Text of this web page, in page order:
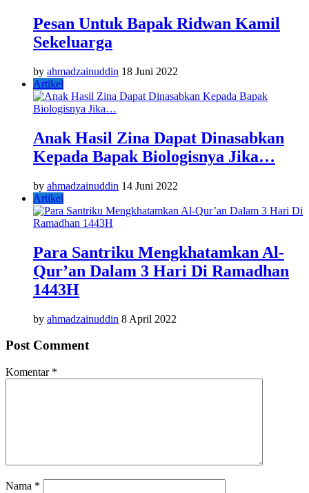
Pesan Untuk Bapak Ridwan Kamil
Sekeluarga
by ahmadzainuddin 18 Juni 2022
Artikel
Anak Hasil Zina Dapat Dinasabkan
Kepada Bapak Biologisnya Jika…
by ahmadzainuddin 14 Juni 2022
Artikel
Para Santriku Mengkhatamkan Al-
Qur’an Dalam 3 Hari Di Ramadhan
1443H
by ahmadzainuddin 8 April 2022
Post Comment
Komentar *
Nama *